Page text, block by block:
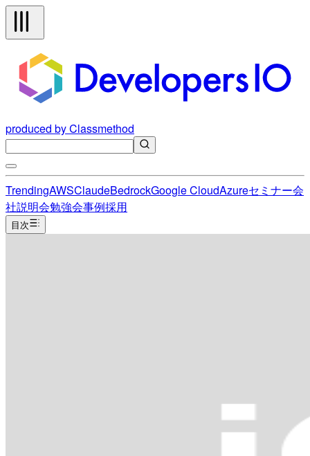
produced by Classmethod
TrendingAWSClaudeBedrockGoogle CloudAzureセミナー会
社説明会勉強会事例採用
目次